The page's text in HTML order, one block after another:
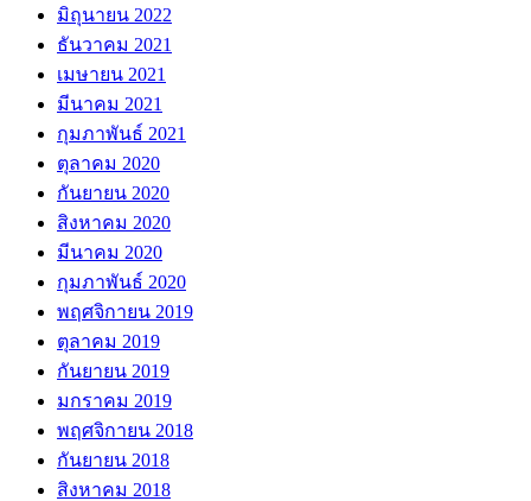
มิถุนายน 2022
ธันวาคม 2021
เมษายน 2021
มีนาคม 2021
กุมภาพันธ์ 2021
ตุลาคม 2020
กันยายน 2020
สิงหาคม 2020
มีนาคม 2020
กุมภาพันธ์ 2020
พฤศจิกายน 2019
ตุลาคม 2019
กันยายน 2019
มกราคม 2019
พฤศจิกายน 2018
กันยายน 2018
สิงหาคม 2018